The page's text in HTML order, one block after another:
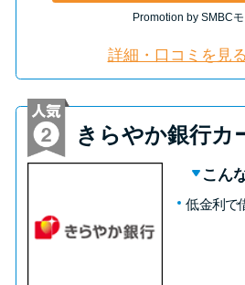
やシステムを
較
未成年でもお
学生がお金を
Promotion by SMBCモ
詳細・口コミを見る
きらやか銀行カ
こん
低金利で